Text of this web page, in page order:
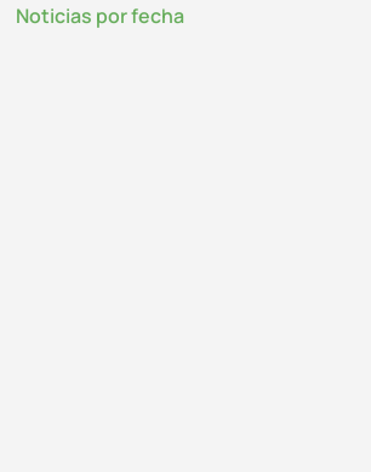
Noticias por fecha